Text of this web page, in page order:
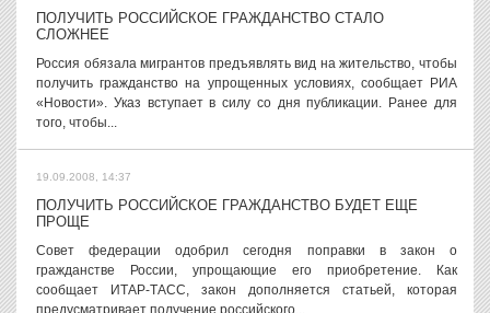
ПОЛУЧИТЬ РОССИЙСКОЕ ГРАЖДАНСТВО СТАЛО
СЛОЖНЕЕ
Россия обязала мигрантов предъявлять вид на жительство, чтобы
получить гражданство на упрощенных условиях, сообщает РИА
«Новости». Указ вступает в силу со дня публикации. Ранее для
того, чтобы...
19.09.2008, 14:37
ПОЛУЧИТЬ РОССИЙСКОЕ ГРАЖДАНСТВО БУДЕТ ЕЩЕ
ПРОЩЕ
Совет федерации одобрил сегодня поправки в закон о
гражданстве России, упрощающие его приобретение. Как
сообщает ИТАР-ТАСС, закон дополняется статьей, которая
предусматривает получение российского...